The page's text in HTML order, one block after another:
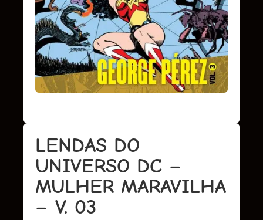
LENDAS DO
UNIVERSO DC –
MULHER MARAVILHA
– V. 03